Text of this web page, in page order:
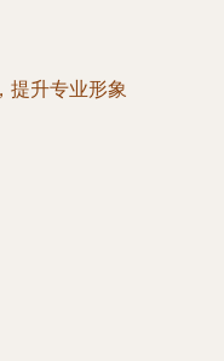
提升专业形象